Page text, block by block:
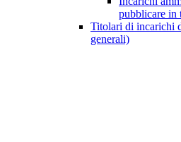
pubblicare in
Titolari di incarichi
generali)